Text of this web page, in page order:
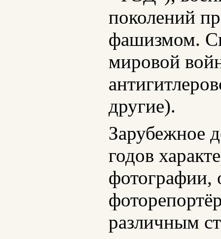
поколений
фашизмом.
мировой
другие).
Зарубежное
годов
фотографии,
различным